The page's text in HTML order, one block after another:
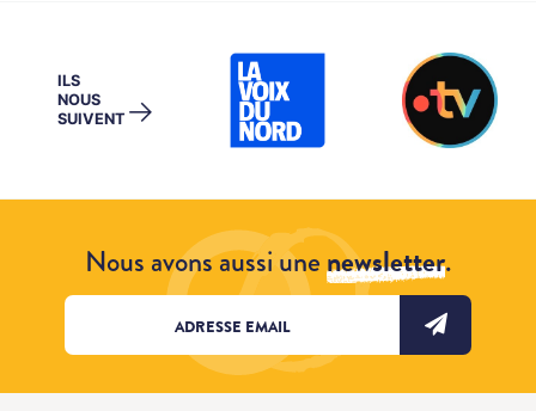
ILS
NOUS
SUIVENT →
Nous avons aussi unenewsletter.